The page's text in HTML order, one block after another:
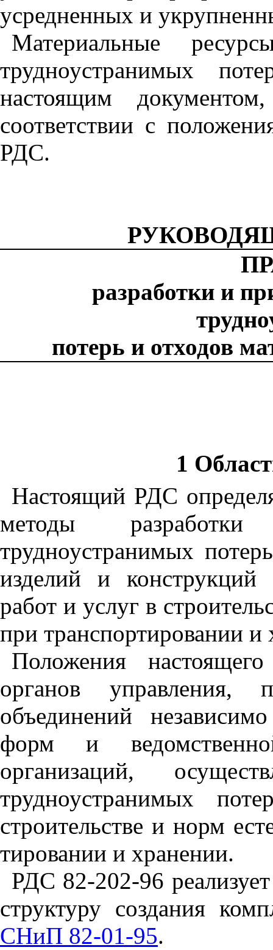
усредненных и
Материальные
трудноустранимых
настоящим
соответствии с
РДС.
разработки и
потерь и отходов
1
Настоящий РДС
методы
трудноустранимых
изде­лий и конструкций
работ и услуг в
при транспор­тировании и
Положения
органов управления,
объединений
форм и
организаций,
трудноустранимых
строительстве и норм
тировании и хранении.
РДС 82-202-96
структуру создания
СНиП 82-01-95.